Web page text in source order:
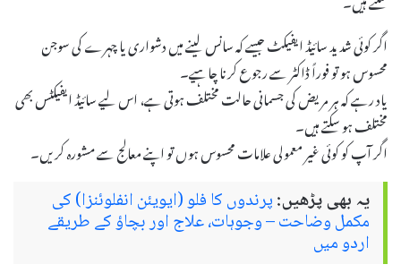
اگر کوئی شدید سائیڈ ایفیکٹ جیسے کہ سانس لینے میں دشواری یا چہرے کی سوجن
محسوس ہو تو فوراً ڈاکٹر سے رجوع کرنا چاہیے۔
یاد رہے کہ ہر مریض کی جسمانی حالت مختلف ہوتی ہے، اس لیے سائیڈ ایفیکٹس بھی
مختلف ہو سکتے ہیں۔
اگر آپ کو کوئی غیر معمولی علامات محسوس ہوں تو اپنے معالج سے مشورہ کریں۔
یہ بھی پڑھیں:پرندوں کا فلو (ایویئن انفلوئنزا) کی
مکمل وضاحت – وجوہات، علاج اور بچاؤ کے طریقے
اردو میں